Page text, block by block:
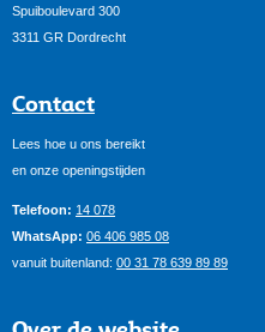
Spuiboulevard 300
3311 GR Dordrecht
Contact
Lees hoe u ons bereikt
en onze openingstijden
Telefoon: 14 078
WhatsApp: 06 406 985 08
vanuit buitenland: 00 31 78 639 89 89